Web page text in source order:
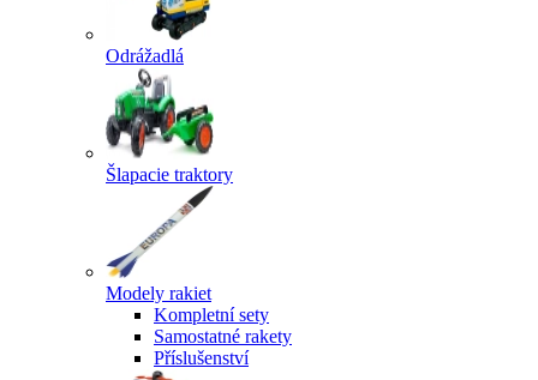
Odrážadlá
Šlapacie traktory
Modely rakiet
Kompletní sety
Samostatné rakety
Příslušenství